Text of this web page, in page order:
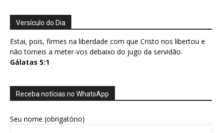
Versículo do Dia
Estai, pois, firmes na liberdade com que Cristo nos libertou e
não torneis a meter-vos debaixo do jugo da servidão.
Gálatas 5:1
Receba notícias no WhatsApp
Seu nome (obrigatório)